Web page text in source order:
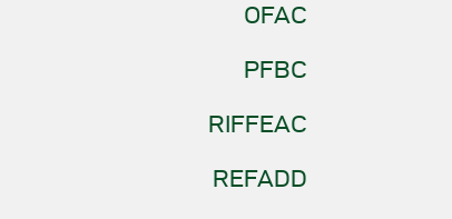
OFAC
PFBC
RIFFEAC
REFADD